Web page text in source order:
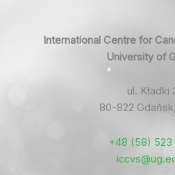
International Centre for
University of
ul. Kładki
80-822
+48 (58) 523